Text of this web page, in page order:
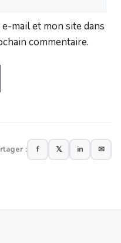
mail et mon site dans
commentaire.
: f 𝕏 in ✉